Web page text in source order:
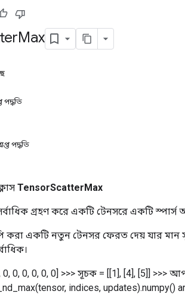
Max
পদ্ধতি
পদ্ধতি
TensorScatterMax
গ্রহণ করে একটি টেনসরে একটি
করা একটি নতুন টেনসর ফেরত দেয় যার
0, 0, 0, 0, 0, 0] >>> সূচক = [[1], [4], [5]] >>>
indices, updates).numpy()